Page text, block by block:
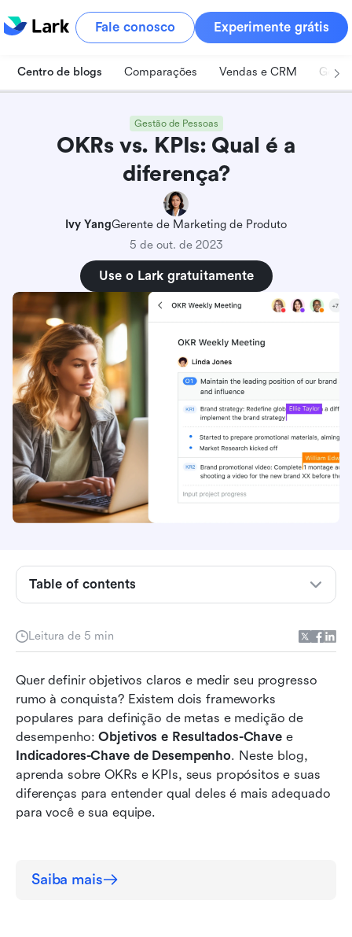
Fale conosco Experimente grátis
Centro de blogs Comparações Vendas e CRM
Gestão de Pessoas
OKRs vs. KPIs: Qual é a
diferença?
Ivy YangGerente de Marketing de Produto
5 de out. de 2023
Use o Lark gratuitamente
Leitura de 5 min
Quer definir objetivos claros e medir seu progresso
rumo à conquista? Existem dois frameworks
populares para definição de metas e medição de
desempenho: Objetivos e Resultados-Chave
e
Indicadores-Chave de Desempenho. Neste blog,
aprenda sobre OKRs e KPIs, seus propósitos e suas
diferenças para entender qual deles é mais adequado
para você e sua equipe.
Saiba mais
Table of contents
O que são OKRs?
Qual é a diferença?
Qual devo usar?